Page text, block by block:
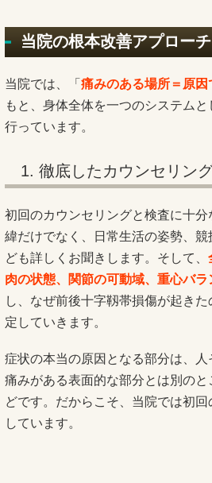
当院の根本改善アプローチ
当院では、「 痛みのある場所＝原因
もと、身体全体を一つのシステム
行っています。
1. 徹底したカウンセリン
初回のカウンセリングと検査に十
緯だけでなく、日常生活の姿勢、
ども詳しくお聞きします。そして、
肉の状態、関節の可動域、重心バラ
し、なぜ前後十字靱帯損傷が起き
定していきます。
症状の本当の原因となる部分は、人
痛みがある表面的な部分とは別の
どです。だからこそ、当院では初
しています。